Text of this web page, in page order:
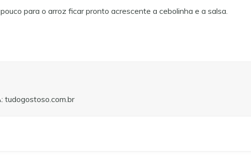
para o arroz ficar pronto acrescente a cebolinha e a salsa.
tudogostoso.com.br